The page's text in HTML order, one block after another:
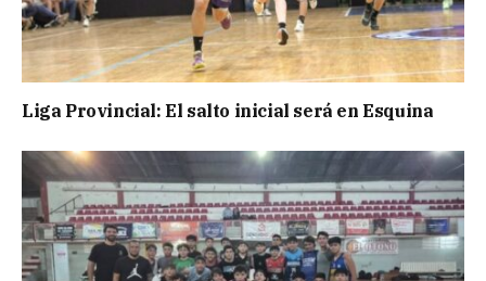
Liga Provincial: El salto inicial será en Esquina